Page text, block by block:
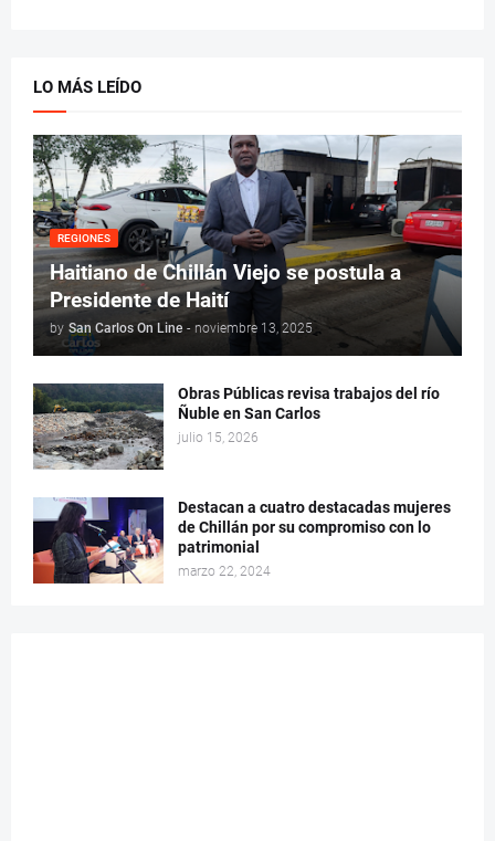
LO MÁS LEÍDO
REGIONES
Haitiano de Chillán Viejo se postula a
Presidente de Haití
by San Carlos On Line - noviembre 13, 2025
Obras Públicas revisa trabajos del río
Ñuble en San Carlos
julio 15, 2026
Destacan a cuatro destacadas mujeres
de Chillán por su compromiso con lo
patrimonial
marzo 22, 2024